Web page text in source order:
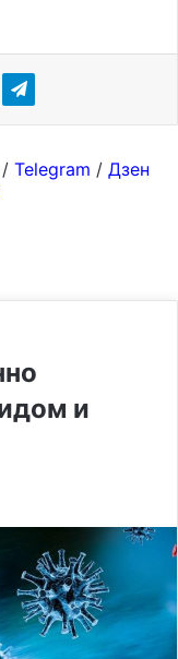
/ Telegram / Дзен